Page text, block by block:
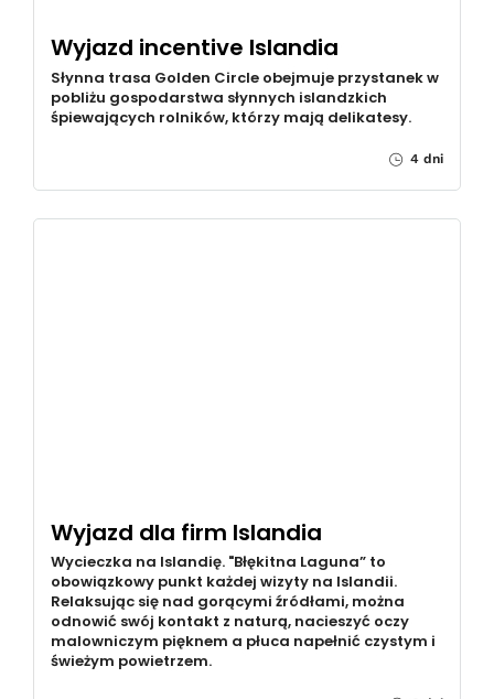
Wyjazd incentive Islandia
Słynna trasa Golden Circle obejmuje przystanek w
pobliżu gospodarstwa słynnych islandzkich
śpiewających rolników, którzy mają delikatesy.
4 dni
Wyjazd dla firm Islandia
Wycieczka na Islandię. "Błękitna Laguna” to
obowiązkowy punkt każdej wizyty na Islandii.
Relaksując się nad gorącymi źródłami, można
odnowić swój kontakt z naturą, nacieszyć oczy
malowniczym pięknem a płuca napełnić czystym i
świeżym powietrzem.